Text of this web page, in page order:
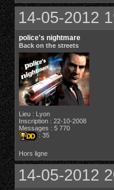
14-05-2012
police's nightmare
Back on the streets
Lieu : Lyon
Inscription : 22-10-2008
Messages : 5 770
: 35
Hors ligne
14-05-2012